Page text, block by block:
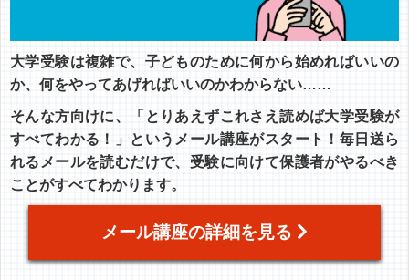
大学受験は複雑で、子どものために何から始めればいいの
か、何をやってあげればいいのかわからない……
そんな方向けに、「とりあえずこれさえ読めば大学受験が
すべてわかる！」というメール講座がスタート！毎日送ら
れるメールを読むだけで、受験に向けて保護者がやるべき
ことがすべてわかります。
メール講座の詳細を見る